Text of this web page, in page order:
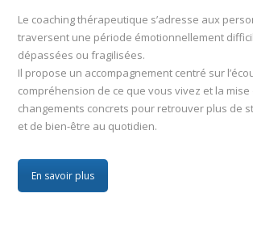
Le coaching thérapeutique s’adresse aux
traversent une période émotionnellement
dépassées ou fragilisées.
Il propose un accompagnement centré sur
compréhension de ce que vous vivez et la mise
changements concrets pour retrouver plus de
et de bien-être au quotidien.
En savoir plus